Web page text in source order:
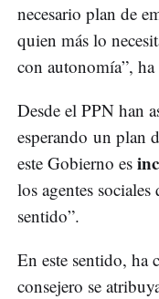
necesario plan de
quien más lo
con autonomía”,
Desde el PPN han
esperando un plan
este Gobierno es
los agentes
sentido”.
En este sentido, ha
consejero se